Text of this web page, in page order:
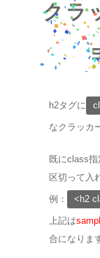
クラ
h2タグに
なクラッカ
既にclass
区切って入
例： <h2
上記は
合になりま